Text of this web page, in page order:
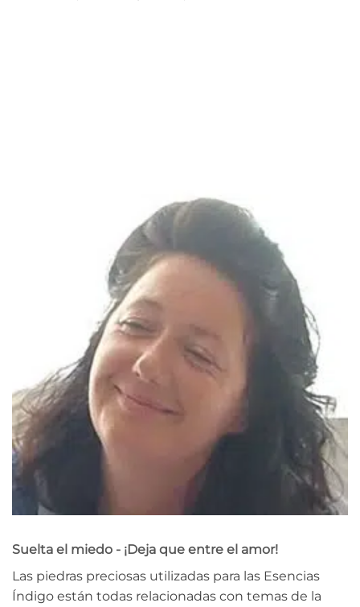
Suelta el miedo - ¡Deja que entre el amor!
Las piedras preciosas utilizadas para las Esencias
Índigo están todas relacionadas con temas de la